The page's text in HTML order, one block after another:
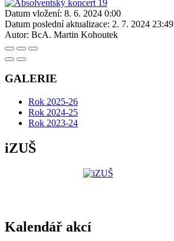
Datum vložení: 8. 6. 2024 0:00
Datum poslední aktualizace: 2. 7. 2024 23:49
Autor: BcA. Martin Kohoutek
GALERIE
Rok 2025-26
Rok 2024-25
Rok 2023-24
iZUŠ
Kalendář akcí